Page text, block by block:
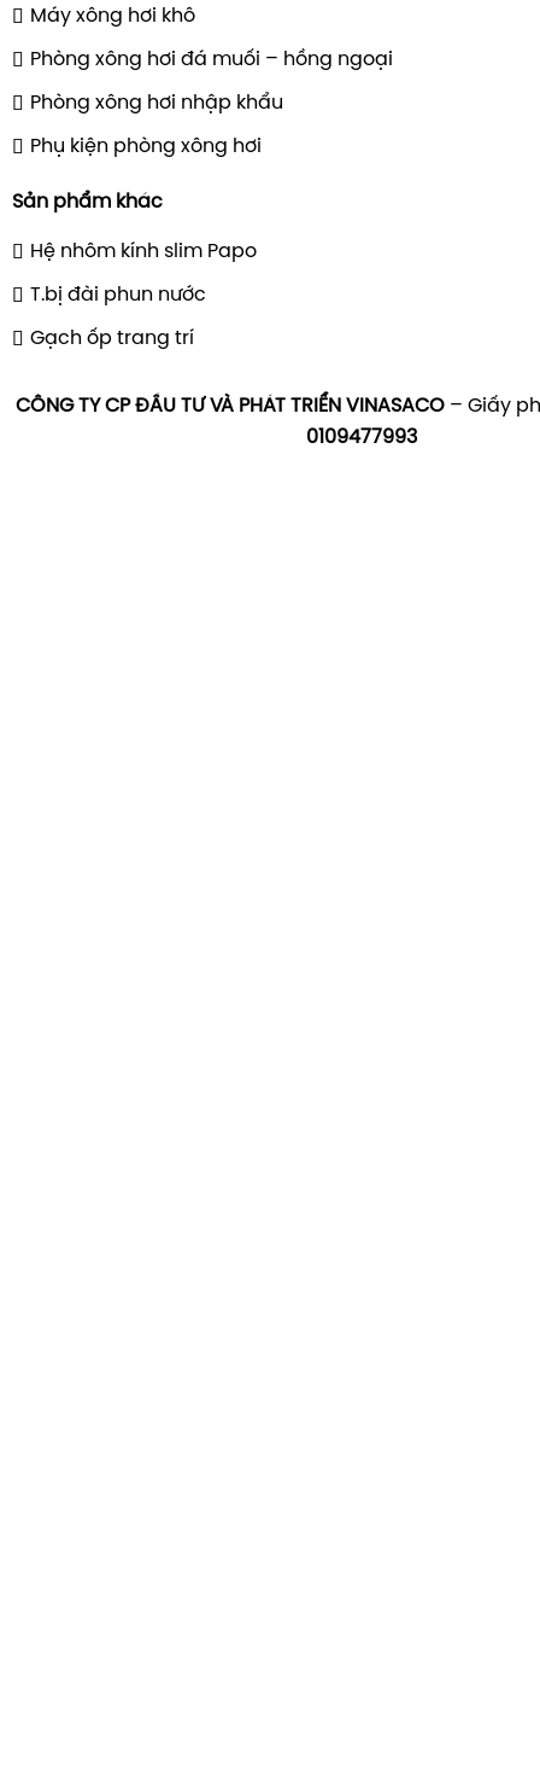
Máy xông hơi khô
Phòng xông hơi đá muối – hồng ngoại
Phòng xông hơi nhập khẩu
Phụ kiện phòng xông hơi
Sản phẩm khác
Hệ nhôm kính slim Papo
T.bị đài phun nước
Gạch ốp trang trí
CÔNG TY CP ĐẦU TƯ VÀ PHÁT TRIỂN VINASACO – Giấy
0109477993